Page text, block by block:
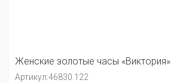
Женские золотые часы «Виктория»
Артикул:46830.122